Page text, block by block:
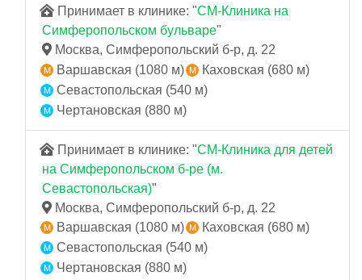
Принимает в клинике: "СМ-Клиника на
Симферопольском бульваре"
Москва, Симферопольский б-р, д. 22
Варшавская (1080 м)
Каховская (680 м)
Севастопольская (540 м)
Чертановская (880 м)
Принимает в клинике: "СМ-Клиника для детей
на Симферопольском б-ре (м.
Севастопольская)"
Москва, Симферопольский б-р, д. 22
Варшавская (1080 м)
Каховская (680 м)
Севастопольская (540 м)
Чертановская (880 м)